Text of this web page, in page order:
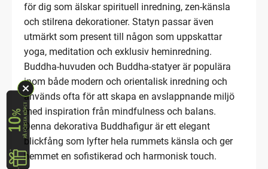
för dig som älskar spirituell inredning, zen-känsla
och stilrena dekorationer. Statyn passar även
utmärkt som present till någon som uppskattar
yoga, meditation och exklusiv heminredning.
Buddha-huvuden och Buddha-statyer är populära
inom både modern och orientalisk inredning och
används ofta för att skapa en avslappnande miljö
med inspiration från mindfulness och balans.
Denna dekorativa Buddhafigur är ett elegant
blickfång som lyfter hela rummets känsla och ger
hemmet en sofistikerad och harmonisk touch.